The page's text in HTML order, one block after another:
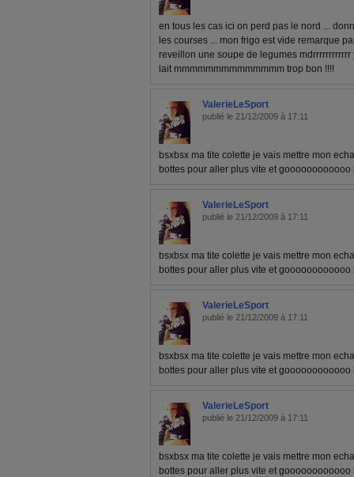
en tous les cas ici on perd pas le nord ...
les courses ... mon frigo est vide remarque
reveillon une soupe de legumes
lait mmmmmmmmmmmmmm trop bon !!!!
ValerieLeSport
publié le 21/12/2009 à 17:11
bsxbsx ma tite colette je vais mettre mon
bottes pour aller plus vite et goooooooooooo
ValerieLeSport
publié le 21/12/2009 à 17:11
bsxbsx ma tite colette je vais mettre mon
bottes pour aller plus vite et goooooooooooo
ValerieLeSport
publié le 21/12/2009 à 17:11
bsxbsx ma tite colette je vais mettre mon
bottes pour aller plus vite et goooooooooooo
ValerieLeSport
publié le 21/12/2009 à 17:11
bsxbsx ma tite colette je vais mettre mon
bottes pour aller plus vite et goooooooooooo